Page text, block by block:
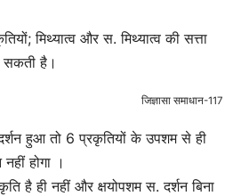
मिथ्यात्व और स. मिथ्यात्व की सत्ता
सकती है।
जिज्ञासा समाधान-117
हुआ तो 6 प्रकृतियों के उपशम से ही
नहीं होगा ।
है ही नहीं और क्षयोपशम स. दर्शन बिना